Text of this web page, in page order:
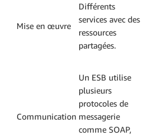
Mise en œuvre
Différents
services avec des
ressources
partagées.
Communication
Un ESB utilise
plusieurs
protocoles de
messagerie
comme SOAP,